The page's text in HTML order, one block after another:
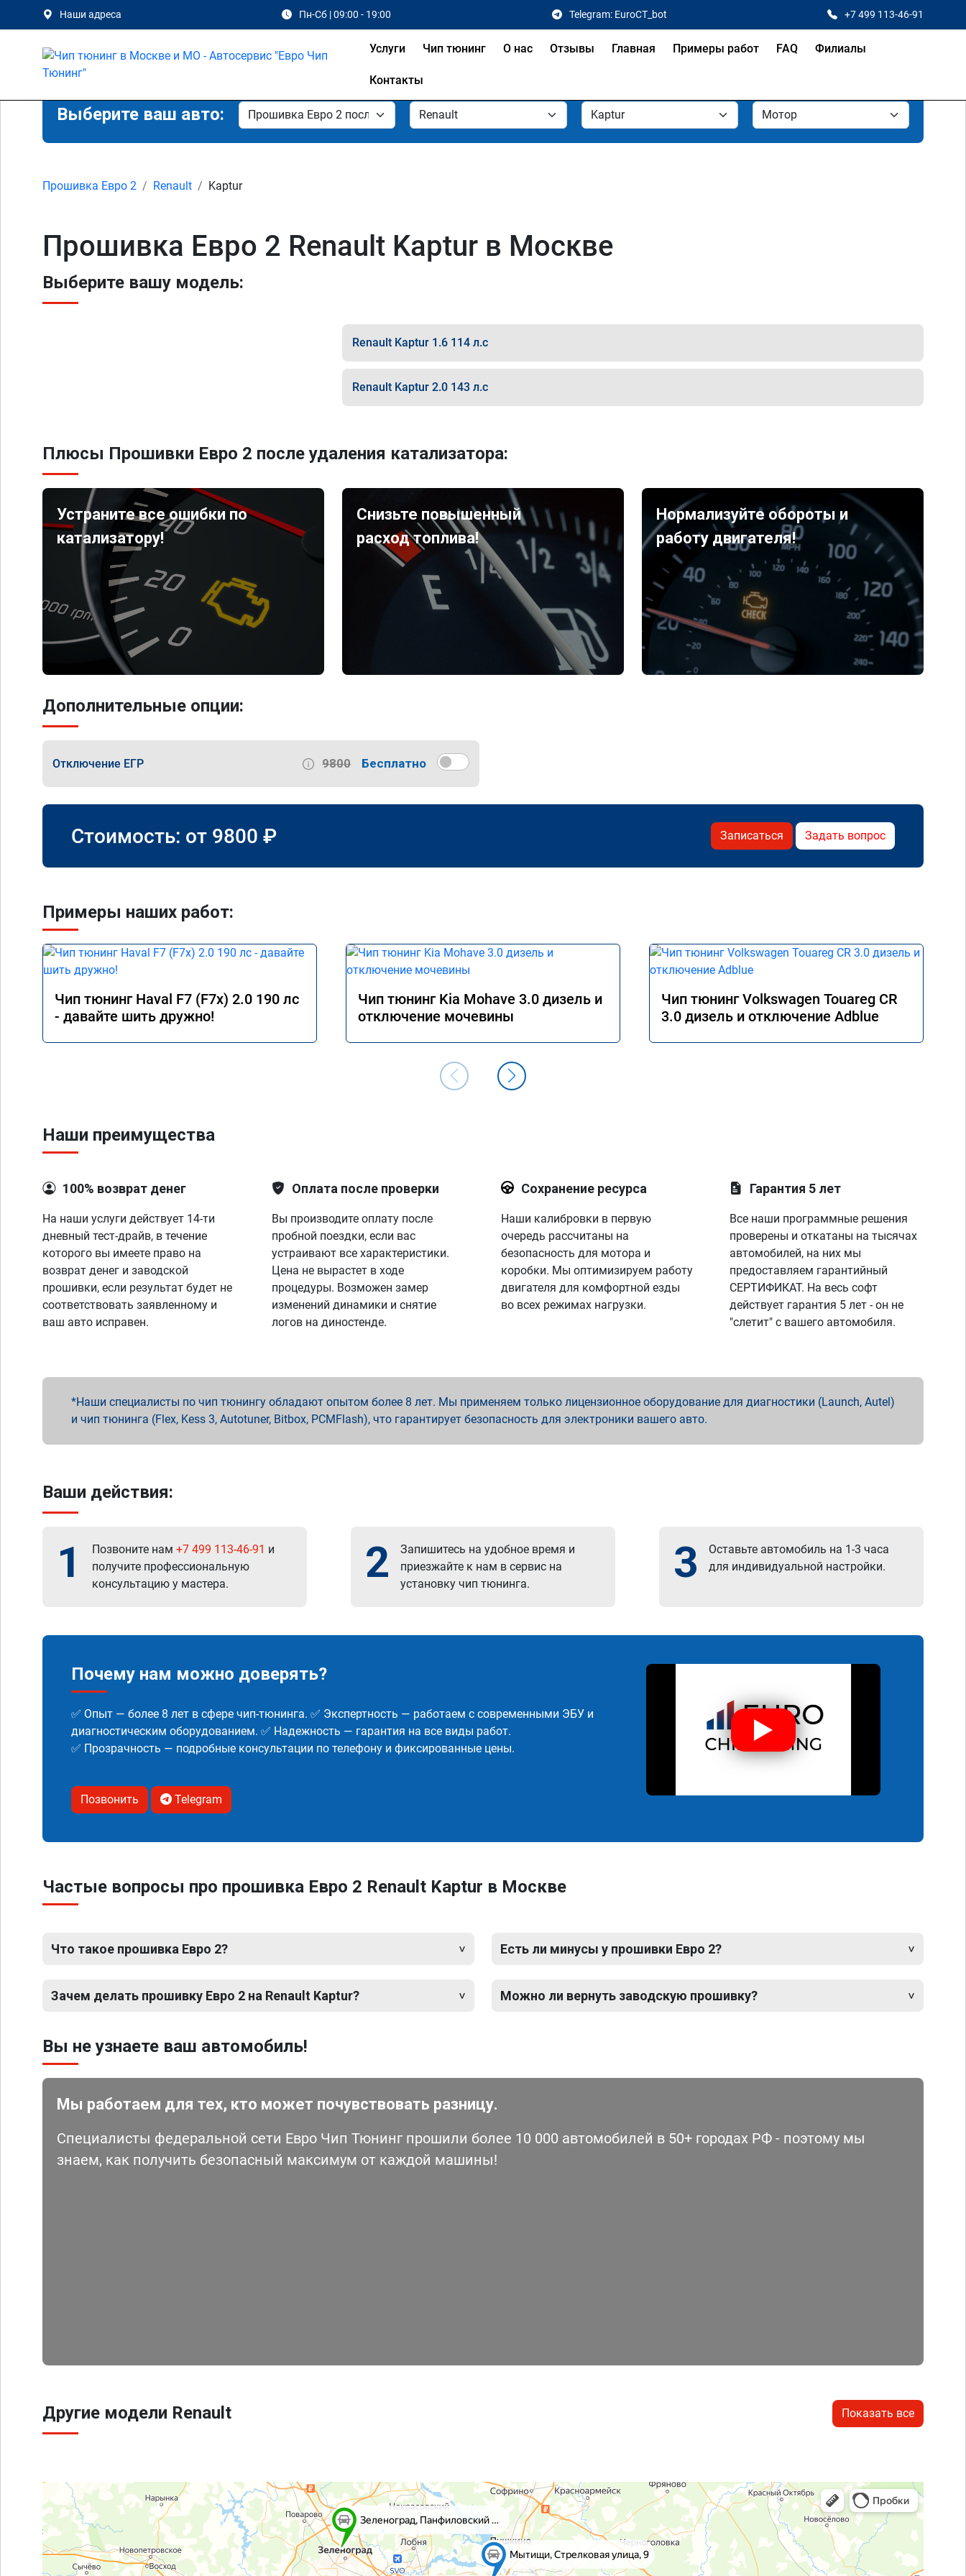
Наши адреса Пн-Сб | 09:00 - 19:00 Telegram: EuroCT_bot +7 499 113-46-91
Услуги Чип тюнинг О нас Отзывы Главная Примеры работ FAQ Филиалы
Контакты
Выберите ваш авто:
Прошивка Евро 2 Renault Kaptur
Прошивка Евро 2 Renault Kaptur в Москве
Выберите вашу модель:
Renault Kaptur 1.6 114 л.с
Renault Kaptur 2.0 143 л.с
Плюсы Прошивки Евро 2 после удаления катализатора:
Устраните все ошибки по
катализатору!
Снизьте повышенный
расход топлива!
Нормализуйте обороты и
работу двигателя!
Дополнительные опции:
Отключение ЕГР 9800 Бесплатно
Стоимость: от 9800 ₽ Записаться Задать вопрос
Примеры наших работ:
Чип тюнинг Haval F7 (F7x) 2.0 190 лс
- давайте шить дружно!
Чип тюнинг Kia Mohave 3.0 дизель и
отключение мочевины
Чип тюнинг Volkswagen Touareg CR
3.0 дизель и отключение Adblue
Наши преимущества
100% возврат денег
На наши услуги действует 14-ти
дневный тест-драйв, в течение
которого вы имеете право на
возврат денег и заводской
прошивки, если результат будет не
соответствовать заявленному и
ваш авто исправен.
Оплата после проверки
Вы производите оплату после
пробной поездки, если вас
устраивают все характеристики.
Цена не вырастет в ходе
процедуры. Возможен замер
изменений динамики и снятие
логов на диностенде.
Сохранение ресурса
Наши калибровки в первую
очередь рассчитаны на
безопасность для мотора и
коробки. Мы оптимизируем работу
двигателя для комфортной езды
во всех режимах нагрузки.
Гарантия 5 лет
Все наши программные решения
проверены и откатаны на тысячах
автомобилей, на них мы
предоставляем гарантийный
СЕРТИФИКАТ. На весь софт
действует гарантия 5 лет - он не
"слетит" с вашего автомобиля.
Наши специалисты по чип тюнингу обладают опытом более 8 лет. Мы применяем только лицензионное оборудование для диагностики (Launch, Autel)
и чип тюнинга (Flex, Kess 3, Autotuner, Bitbox, PCMFlash), что гарантирует безопасность для электроники вашего авто.
Ваши действия:
1 Позвоните нам +7 499 113-46-91 и
получите профессиональную
консультацию у мастера.
2
Запишитесь на удобное время и
приезжайте к нам в сервис на
установку чип тюнинга.
3
Оставьте автомобиль на 1-3 часа
для индивидуальной настройки.
Почему нам можно доверять?
✅ Опыт — более 8 лет в сфере чип-тюнинга. ✅ Экспертность — работаем с современными ЭБУ и
диагностическим оборудованием. ✅ Надежность — гарантия на все виды работ.
✅ Прозрачность — подробные консультации по телефону и фиксированные цены.
Позвонить Telegram
Частые вопросы про прошивка Евро 2 Renault Kaptur в Москве
Что такое прошивка Евро 2?
Зачем делать прошивку Евро 2 на Renault Kaptur?
Есть ли минусы у прошивки Евро 2?
Можно ли вернуть заводскую прошивку?
Вы не узнаете ваш автомобиль!
Мы работаем для тех, кто может почувствовать разницу.
Специалисты федеральной сети Евро Чип Тюнинг прошили более 10 000 автомобилей в 50+ городах РФ - поэтому мы
знаем, как получить безопасный максимум от каждой машины!
Другие модели Renault Показать все